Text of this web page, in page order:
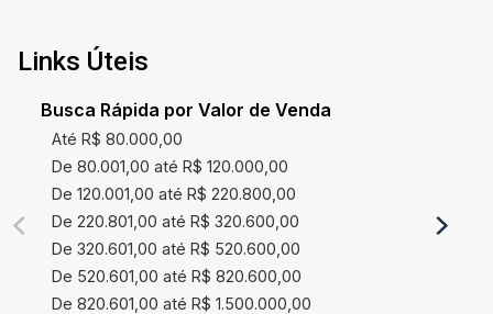
Links Úteis
Busca Rápida por Valor de Venda
Até R$ 80.000,00
De 80.001,00 até R$ 120.000,00
De 120.001,00 até R$ 220.800,00
De 220.801,00 até R$ 320.600,00
De 320.601,00 até R$ 520.600,00
De 520.601,00 até R$ 820.600,00
De 820.601,00 até R$ 1.500.000,00